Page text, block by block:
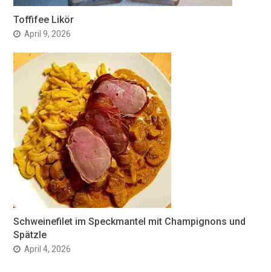
Toffifee Likör
April 9, 2026
Schweinefilet im Speckmantel mit Champignons und
Spätzle
April 4, 2026